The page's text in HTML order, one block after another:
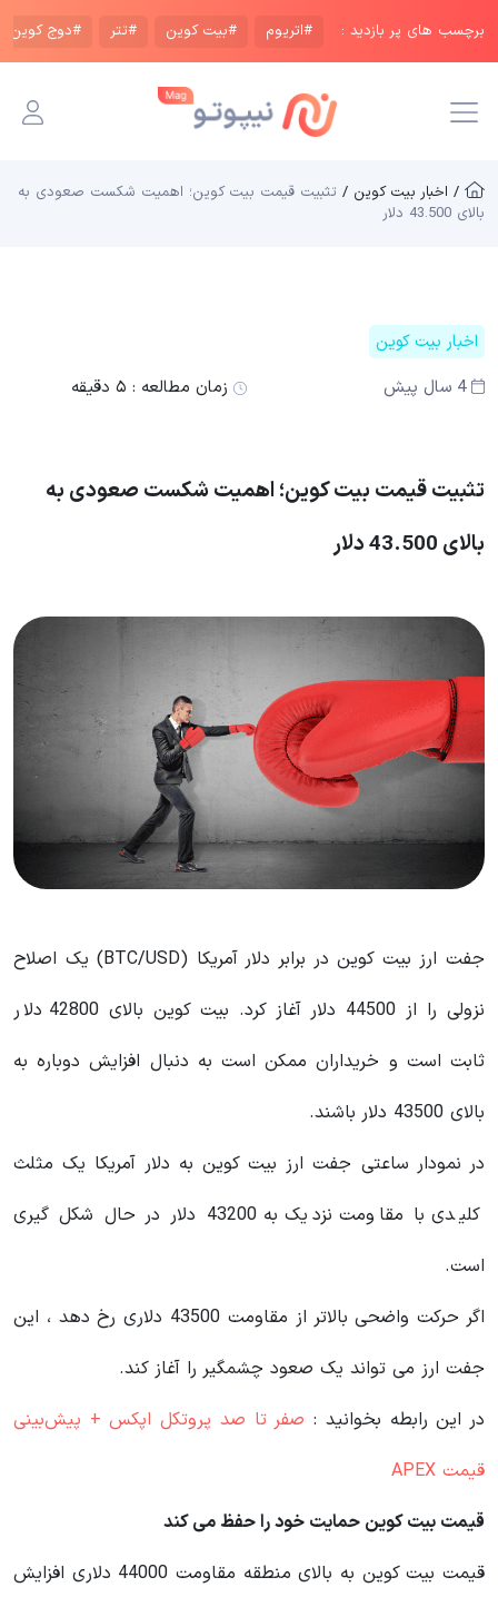
برچسب های پر بازدید : #اتریوم #بیت کوین #تتر #دوج کوین
/ اخبار بیت کوین / تثبیت قیمت بیت کوین؛ اهمیت شکست صعودی به
بالای 43.500 دلار
اخبار بیت کوین
4 سال پیش
زمان مطالعه : ۵ دقیقه
تثبیت قیمت بیت کوین؛ اهمیت شکست صعودی به
بالای 43.500 دلار
جفت ارز بیت کوین در برابر دلار آمریکا (BTC/USD) یک اصلاح
نزولی را از 44500 دلار آغاز کرد. بیت کوین بالای 42800 دلار
ثابت است و خریداران ممکن است به دنبال افزایش دوباره به
بالای 43500 دلار باشند.
در نمودار ساعتی جفت ارز بیت کوین به دلار آمریکا یک مثلث
کلیدی با مقاومت نزدیک به 43200 دلار در حال شکل گیری
است.
اگر حرکت واضحی بالاتر از مقاومت 43500 دلاری رخ دهد ، این
جفت ارز می تواند یک صعود چشمگیر را آغاز کند.
در این رابطه بخوانید‌ : صفر تا صد پروتکل اپکس + پیش‌بینی
قیمت APEX
قیمت بیت کوین حمایت خود را حفظ می کند
قیمت بیت کوین به بالای منطقه مقاومت 44000 دلاری افزایش